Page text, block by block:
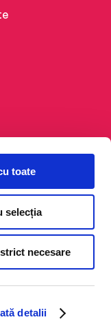
detalii
toate
selecția
necesare